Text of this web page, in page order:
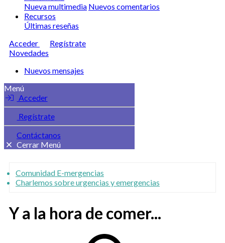
Nueva multimedia Nuevos comentarios
Recursos
Últimas reseñas
Acceder
Regístrate
Novedades
Nuevos mensajes
Menú
Acceder
Regístrate
Contáctanos
Cerrar Menú
Comunidad E-mergencias
Charlemos sobre urgencias y emergencias
Y a la hora de comer...